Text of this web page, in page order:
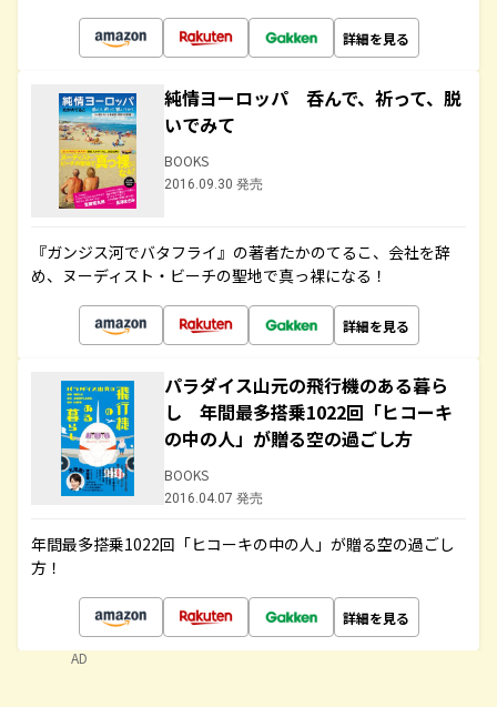
詳細を見る
純情ヨーロッパ 呑んで、祈って、脱
いでみて
BOOKS
2016.09.30 発売
『ガンジス河でバタフライ』の著者たかのてるこ、会社を辞
め、ヌーディスト・ビーチの聖地で真っ裸になる！
詳細を見る
パラダイス山元の飛行機のある暮ら
し 年間最多搭乗1022回「ヒコーキ
の中の人」が贈る空の過ごし方
BOOKS
2016.04.07 発売
年間最多搭乗1022回「ヒコーキの中の人」が贈る空の過ごし
方！
詳細を見る
AD